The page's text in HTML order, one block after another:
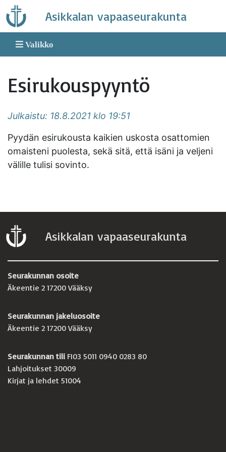
Skip
to
content
Asikkalan vapaaseurakunta
Valikko
Esirukouspyyntö
Julkaistu: 18.8.2021 klo 19:51
Pyydän esirukousta kaikien uskosta osattomien
omaisteni puolesta, sekä sitä, että isäni ja veljeni
välille tulisi sovinto.
Asikkalan vapaaseurakunta
Seurakunnan osoite
Äkeentie 2 17200 Vääksy
Seurakunnan jakeluosoite
Äkeentie 2 17200 Vääksy
Seurakunnan tili FI03 5011 0940 0283 80
Lahjoitukset 30009
Kirjat ja lehdet 51004